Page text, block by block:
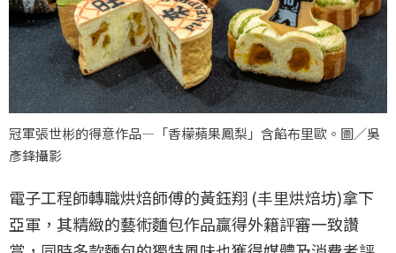
冠軍張世彬的得意作品—「香檬蘋果鳳梨」含餡布里歐。圖／吳
彥鋒攝影
電子工程師轉職烘焙師傅的黃鈺翔 (丰里烘焙坊)拿下
亞軍，其精緻的藝術麵包作品贏得外籍評審一致讚